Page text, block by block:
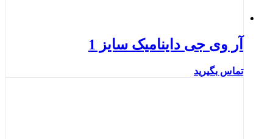
آر وی جی داینامیک سایز 1
تماس بگیرید